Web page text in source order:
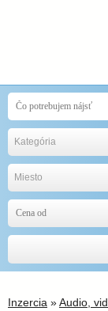
Kategória
Miesto
Inzercia »Audio,